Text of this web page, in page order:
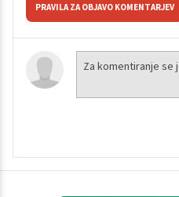
PRAVILA ZA OBJAVO KOMENTARJEV